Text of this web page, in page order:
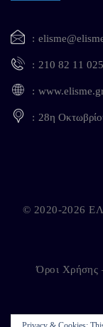
210 82 11 025
28η
© 2020-2026
Όροι Χρήσης